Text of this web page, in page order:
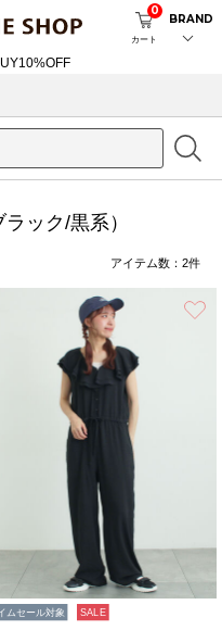
カート
0
BRAND
施のお知らせ
ック/黒系）
アイテム数： 2件
ムセール対象 SALE